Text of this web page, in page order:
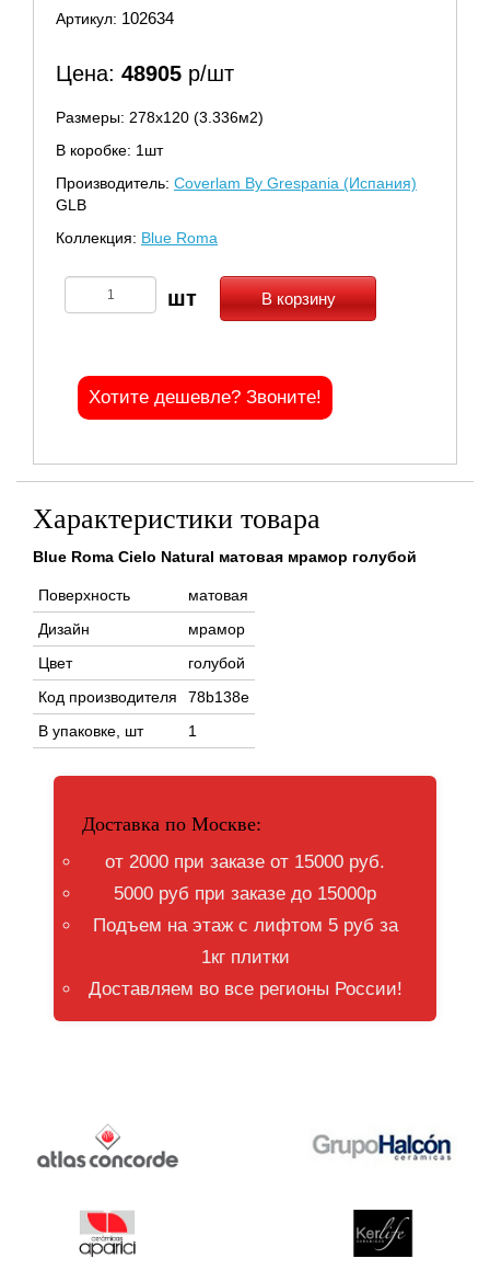
Артикул: 102634
Цена: 48905 р/шт
Размеры: 278х120 (3.336м2)
В коробке: 1шт
Производитель: Coverlam By Grespania (Испания)
GLB
Коллекция: Blue Roma
В корзину
Хотите дешевле? Звоните!
Характеристики товара
Blue Roma Cielo Natural матовая мрамор голубой
Поверхность
матовая
Дизайн
мрамор
Цвет
голубой
Код производителя
78b138e
В упаковке, шт
1
Доставка по Москве:
от 2000 при заказе от 15000 руб.
5000 руб при заказе до 15000р
Подъем на этаж с лифтом 5 руб за
1кг плитки
Доставляем во все регионы России!